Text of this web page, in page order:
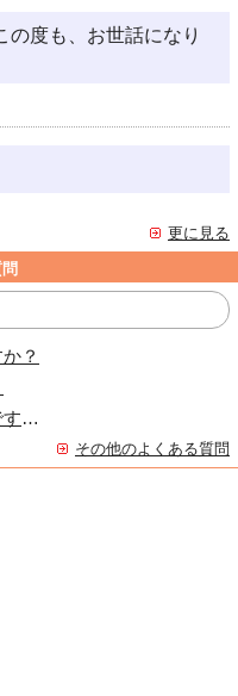
の度も、お世話になり
更に見る
？
代金の支払いはどのような方法ですか？
その他のよくある質問